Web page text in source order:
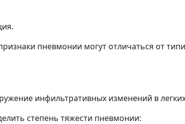
пневмонии могут отличаться от
инфильтративных изменений в
степень тяжести пневмонии: